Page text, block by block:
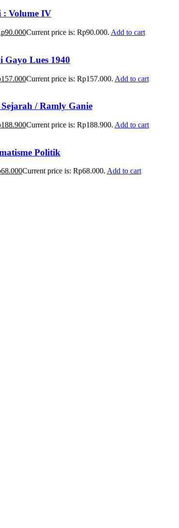
: Volume IV
90.000Current price is: Rp90.000. Add to cart
Gayo Lues 1940
157.000Current price is: Rp157.000. Add to cart
/ Ramly Ganie
188.900Current price is: Rp188.900. Add to cart
Politik
68.000Current price is: Rp68.000. Add to cart